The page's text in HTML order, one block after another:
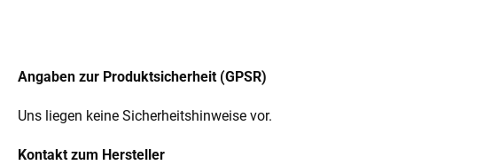
Angaben zur Produktsicherheit (GPSR)
Uns liegen keine Sicherheitshinweise vor.
Kontakt zum Hersteller